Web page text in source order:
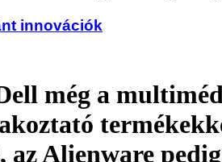
innovációk
még a
az Alienware